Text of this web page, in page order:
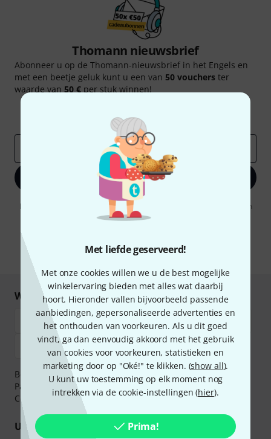
Met liefde geserveerd!
Met onze cookies willen we u de best mogelijke
winkelervaring bieden met alles wat daarbij
hoort. Hieronder vallen bijvoorbeeld passende
aanbiedingen, gepersonaliseerde advertenties en
het onthouden van voorkeuren. Als u dit goed
vindt, ga dan eenvoudig akkoord met het gebruik
van cookies voor voorkeuren, statistieken en
marketing door op "Oké!" te klikken. (show all).
U kunt uw toestemming op elk moment nog
intrekken via de cookie-instellingen (hier).
Prima!
Thomann nieuwsbrief
Abonneer u op de Thomann-nieuwsbrief in het Engels en
met een beetje geluk kunt u een van 50 vouchers ter
waarde van 50 € per stuk winnen!
Thomann-inzichten
Registreer nu
Door op "Registreer nu" te klikken, gaat u akkoord met het ontvangen
van e-mailreclame. U kunt zich op elk moment afmelden. Meer
* Benodigd
Winkel en betaal veilig
Betaalt u veilig en vertrouwd met Bankoverschrijving,
PayPal, iDEAL,Klarna Betaal Nu, Klarna Betaal in 3of
Creditcard.
Uw voordelen